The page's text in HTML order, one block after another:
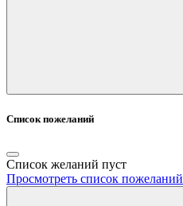
Список пожеланий
Список желаний пуст
Просмотреть список пожеланий